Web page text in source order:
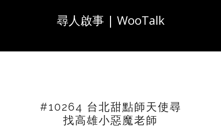
尋人啟事 | WooTalk
#10264 台北甜點師天使尋
找高雄小惡魔老師